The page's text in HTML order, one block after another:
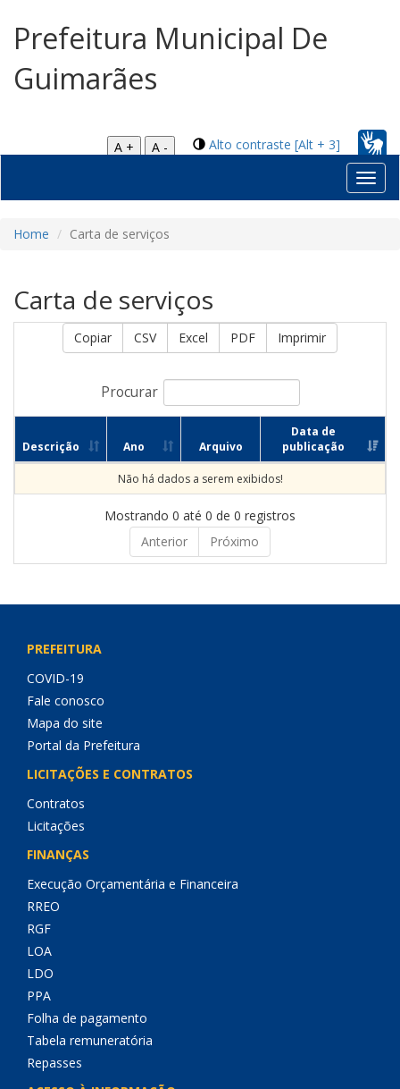
Prefeitura Municipal De
Guimarães
Alto contraste [Alt + 3]
A +
A -
Home Carta de serviços
Carta de serviços
Copiar CSV Excel PDF Imprimir
Procurar
Descrição Ano Arquivo
Data de
publicação
Não há dados a serem exibidos!
Mostrando 0 até 0 de 0 registros
Anterior
Próximo
PREFEITURA
COVID-19
Fale conosco
Mapa do site
Portal da Prefeitura
LICITAÇÕES E CONTRATOS
Contratos
Licitações
FINANÇAS
Execução Orçamentária e Financeira
RREO
RGF
LOA
LDO
PPA
Folha de pagamento
Tabela remuneratória
Repasses